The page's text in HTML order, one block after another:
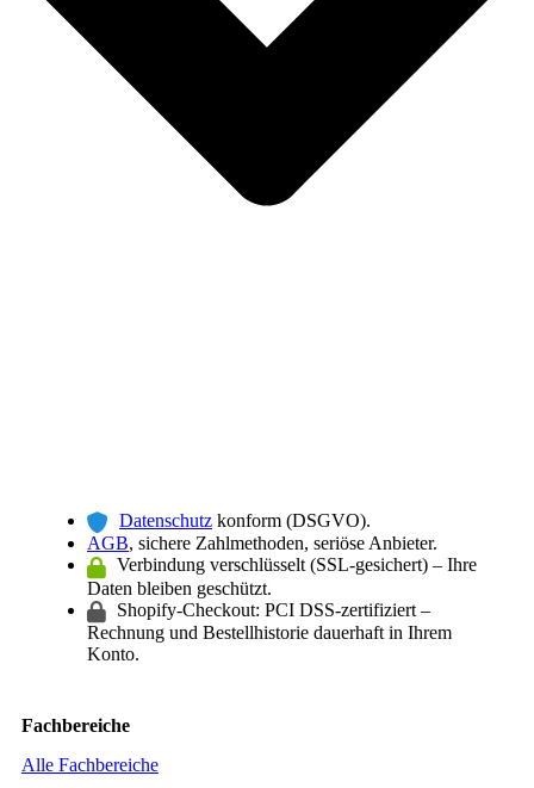
Datenschutz konform (DSGVO).
AGB, sichere Zahlmethoden, seriöse Anbieter.
Verbindung verschlüsselt (SSL-gesichert) – Ihre
Daten bleiben geschützt.
Shopify-Checkout: PCI DSS-zertifiziert –
Rechnung und Bestellhistorie dauerhaft in Ihrem
Konto.
Fachbereiche
Alle Fachbereiche